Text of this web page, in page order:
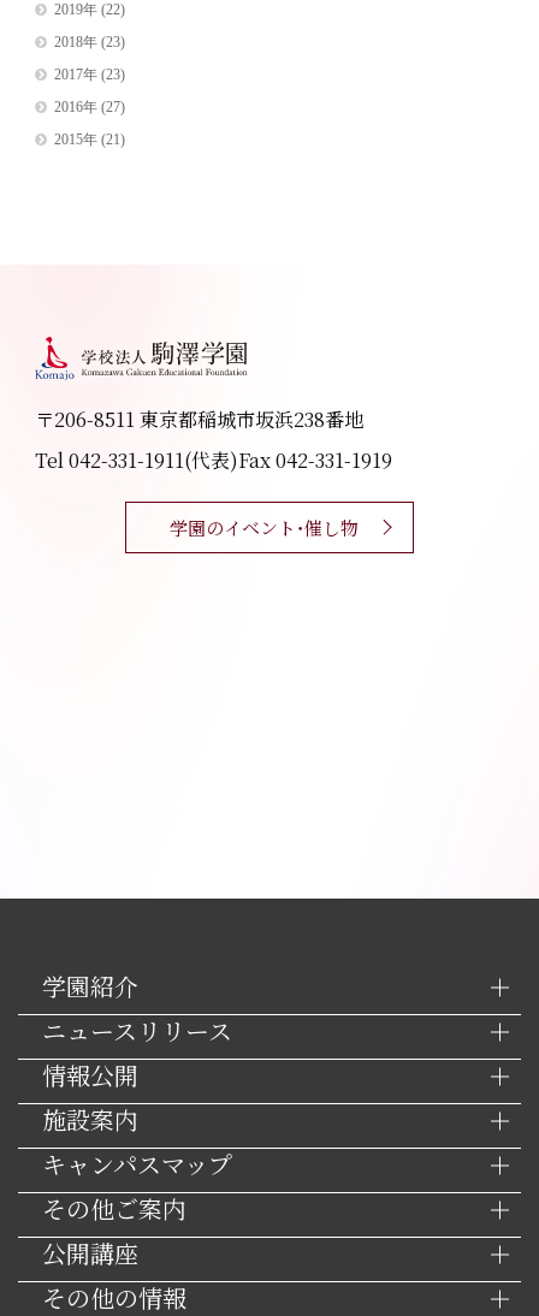
2019年(22)
2018年(23)
2017年(23)
2016年(27)
2015年(21)
〒206-8511 東京都稲城市坂浜238番地
Tel 042-331-1911(代表)Fax 042-331-1919
学園のイベント・催し物
学園紹介
ニュースリリース
情報公開
施設案内
キャンパスマップ
その他ご案内
公開講座
その他の情報